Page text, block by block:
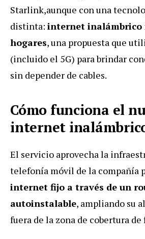
Starlink,aunque con una
distinta: internet inalámbrico
hogares, una propuesta que
(incluido el 5G) para brindar
sin depender de cables.
Cómo funciona el
internet
El servicio aprovecha la
telefonía móvil de la compañía
internet fijo a través de un
autoinstalable, ampliando su
fuera de la zona de cobertura de